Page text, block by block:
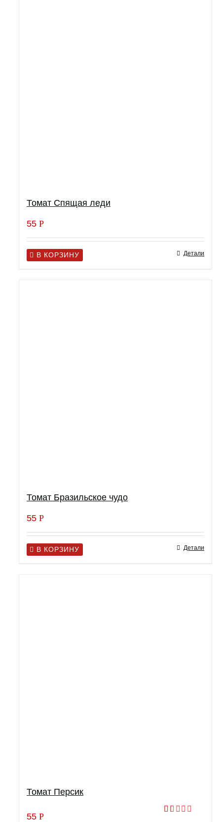
Томат Спящая леди
55 Р
В КОРЗИНУ Детали
Томат Бразильское чудо
55 Р
В КОРЗИНУ Детали
Томат Персик
55 Р